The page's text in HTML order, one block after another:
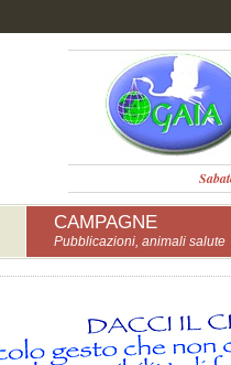
CAMPAGNE
Pubblicazioni, animali salute